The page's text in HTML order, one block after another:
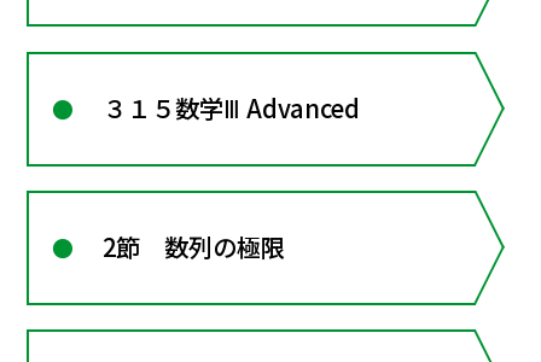
３１５数学Ⅲ Advanced
2節 数列の極限